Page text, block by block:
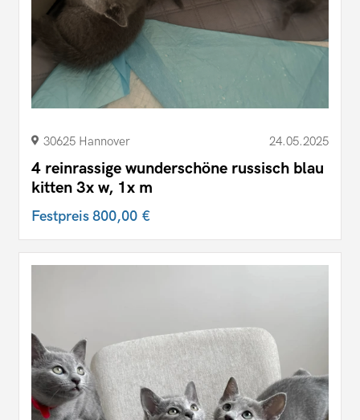
30625 Hannover 24.05.2025
4 reinrassige wunderschöne russisch blau
kitten 3x w, 1x m
Festpreis800,00 €